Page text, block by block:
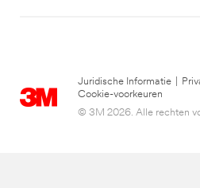
Juridische Informatie
Cookie-voorkeuren
© 3M 2026. Alle rechten